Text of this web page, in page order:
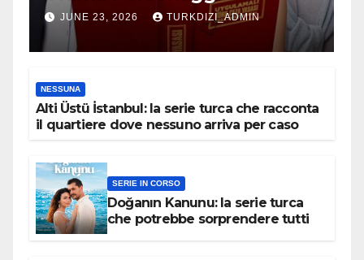
JUNE 23, 2026 TURKDIZI_ADMIN
NESSUNA
Alti Üstü İstanbul: la serie turca che racconta
il quartiere dove nessuno arriva per caso
SERIE IN CORSO
Doğanın Kanunu: la serie turca
che potrebbe sorprendere tutti